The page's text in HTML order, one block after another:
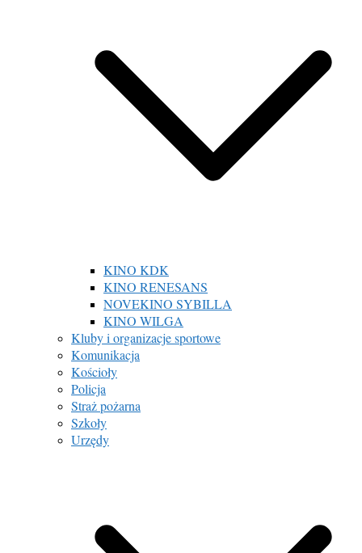
KINO KDK
KINO RENESANS
NOVEKINO SYBILLA
KINO WILGA
Kluby i organizacje sportowe
Komunikacja
Kościoły
Policja
Straż pożarna
Szkoły
Urzędy